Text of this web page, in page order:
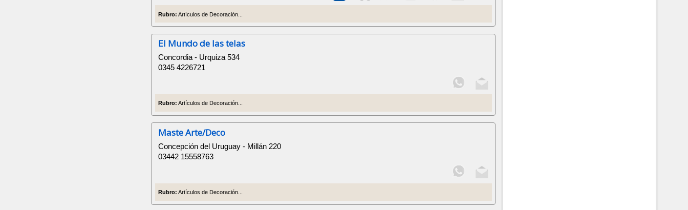
Rubro: Artículos de Decoración...
El Mundo de las telas
Concordia - Urquiza 534
0345 4226721
Rubro: Artículos de Decoración...
Maste Arte/Deco
Concepción del Uruguay - Millán 220
03442 15558763
Rubro: Artículos de Decoración...